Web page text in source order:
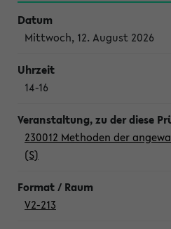
Mittwoch, 12. August 2026
14-16
230012 Methoden der
(S)
V2-213